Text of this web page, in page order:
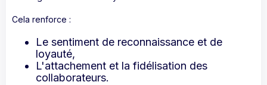
Cela renforce :
Le sentiment de reconnaissance et de
loyauté,
L'attachement et la fidélisation des
collaborateurs.